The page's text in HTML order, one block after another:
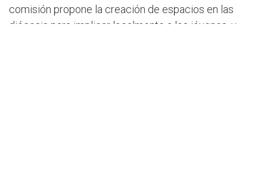
comisión propone la creación de espacios en las
diócesis para implicar localmente a los jóvenes, y